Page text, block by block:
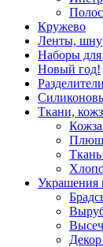
Кружево
Ленты,
Наборы для
Новый год!
Ткани,
Плюш
Ткань
Украшения